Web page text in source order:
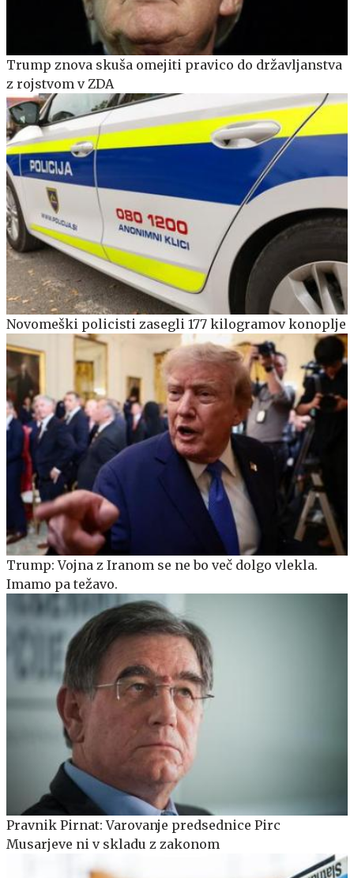
Trump znova skuša omejiti pravico do državljanstva
z rojstvom v ZDA
Novomeški policisti zasegli 177 kilogramov konoplje
Trump: Vojna z Iranom se ne bo več dolgo vlekla.
Imamo pa težavo.
Pravnik Pirnat: Varovanje predsednice Pirc
Musarjeve ni v skladu z zakonom